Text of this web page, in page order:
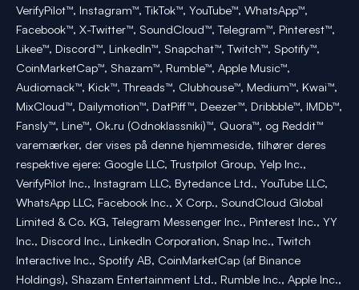
VerifyPilot™, Instagram™, TikTok™, YouTube™, WhatsApp™,
Facebook™, X-Twitter™, SoundCloud™, Telegram™, Pinterest™,
Likee™, Discord™, LinkedIn™, Snapchat™, Twitch™, Spotify™,
CoinMarketCap™, Shazam™, Rumble™, Apple Music™,
Audiomack™, Kick™, Threads™, Clubhouse™, Medium™, Kwai™,
MixCloud™, Dailymotion™, DatPiff™, Deezer™, Dribbble™, IMDb™,
Fansly™, Line™, Ok.ru (Odnoklassniki)™, Quora™, og Reddit™
varemærker, der vises på denne hjemmeside, tilhører deres
respektive ejere: Google LLC, Trustpilot Group, Yelp Inc.,
VerifyPilot Inc., Instagram LLC, Bytedance Ltd., YouTube LLC,
WhatsApp LLC, Facebook Inc., X Corp., SoundCloud Global
Limited & Co. KG, Telegram Messenger Inc., Pinterest Inc., YY
Inc., Discord Inc., LinkedIn Corporation, Snap Inc., Twitch
Interactive Inc., Spotify AB, CoinMarketCap (af Binance
Holdings), Shazam Entertainment Ltd., Rumble Inc., Apple Inc.,